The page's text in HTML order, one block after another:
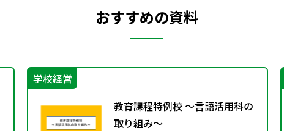
おすすめの資料
学校経営
教育課程特例校 ～言語活用科の
取り組み～